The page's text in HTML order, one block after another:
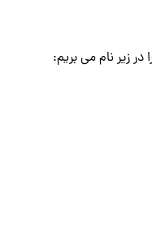
زیر نام می بریم: